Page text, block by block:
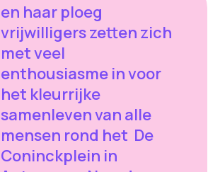
en haar ploeg
vrijwilligers zetten zich
met veel
enthousiasme in voor
het kleurrijke
samenleven van alle
mensen rond het De
Coninckplein in